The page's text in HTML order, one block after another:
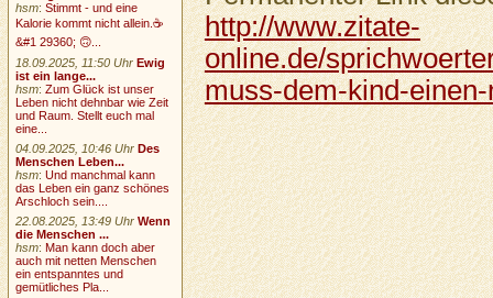
http://www.zitate-
online.de/
muss-dem-kind-
hsm:Stimmt - und eine
Kalorie kommt nicht allein.☕
&#1 29360; 🙃...
18.09.2025, 11:50 Uhr Ewig
ist ein lange...
hsm:Zum Glück ist unser
Leben nicht dehnbar wie Zeit
und Raum. Stellt euch mal
eine...
04.09.2025, 10:46 Uhr Des
Menschen Leben...
hsm:Und manchmal kann
das Leben ein ganz schönes
Arschloch sein....
22.08.2025, 13:49 Uhr Wenn
die Menschen ...
hsm:Man kann doch aber
auch mit netten Menschen
ein entspanntes und
gemütliches Pla...